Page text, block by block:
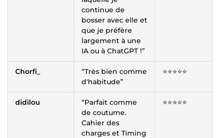
continue de
bosser avec elle et
que je préfère
largement à une
IA ou à ChatGPT !”
Chorfi_
“Très bien comme
d'habitude”
⭐️⭐️⭐️⭐️⭐️
didilou
“Parfait comme
de coutume.
Cahier des
charges et Timing
⭐️⭐️⭐️⭐️⭐️